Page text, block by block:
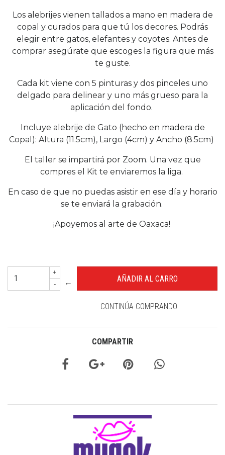
Los alebrijes vienen tallados a mano en madera de
copal y curados para que tú los decores. Podrás
elegir entre gatos, elefantes y coyotes. Antes de
comprar asegúrate que escoges la figura que más
te guste.
Cada kit viene con 5 pinturas y dos pinceles uno
delgado para delinear y uno más grueso para la
aplicación del fondo.
Incluye alebrije de Gato (hecho en madera de
Copal): Altura (11.5cm), Largo (4cm) y Ancho (8.5cm)
El taller se impartirá por Zoom. Una vez que
compres el Kit te enviaremos la liga.
En caso de que no puedas asistir en ese día y horario
se te enviará la grabación.
¡Apoyemos al arte de Oaxaca!
+
-
←
CONTINÚA COMPRANDO
COMPARTIR